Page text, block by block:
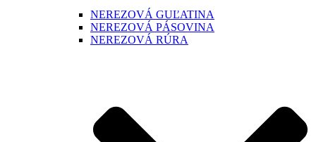
NEREZOVÁ GUĽATINA
NEREZOVÁ PÁSOVINA
NEREZOVÁ RÚRA